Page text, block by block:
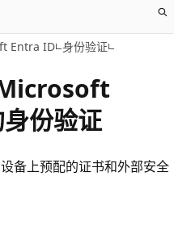
Entra ID 身份验证
份验证
备上预配的证书和外部安全